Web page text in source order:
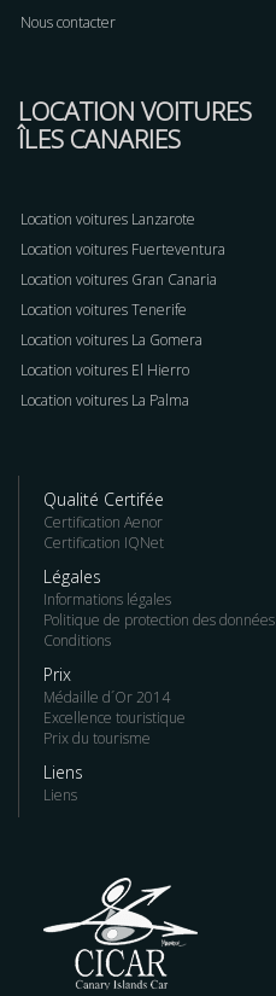
Nous contacter
LOCATION VOITURES
ÎLES CANARIES
Location voitures Lanzarote
Location voitures Fuerteventura
Location voitures Gran Canaria
Location voitures Tenerife
Location voitures La Gomera
Location voitures El Hierro
Location voitures La Palma
Qualité Certifée
Certification Aenor
Certification IQNet
Légales
Informations légales
Politique de protection des données
Conditions
Prix
Médaille d´Or 2014
Excellence touristique
Prix du tourisme
Liens
Liens